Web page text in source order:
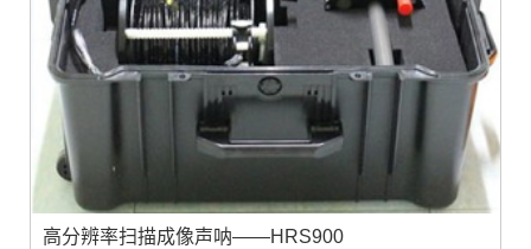
高分辨率扫描成像声呐——HRS900